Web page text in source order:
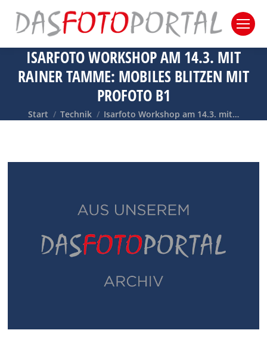
ISARFOTO WORKSHOP AM 14.3. MIT
RAINER TAMME: MOBILES BLITZEN MIT
PROFOTO B1
Sie befinden sich hier:
Start Technik Isarfoto Workshop am 14.3. mit…